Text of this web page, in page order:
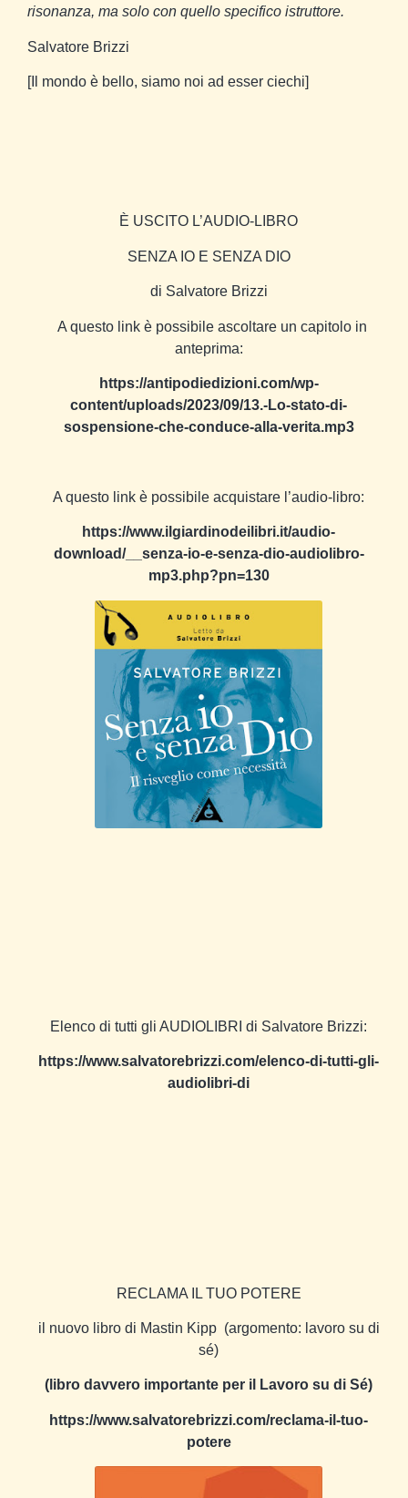
risonanza, ma solo con quello specifico istruttore.
Salvatore Brizzi
[Il mondo è bello, siamo noi ad esser ciechi]
È USCITO L’AUDIO-LIBRO
SENZA IO E SENZA DIO
di Salvatore Brizzi
A questo link è possibile ascoltare un capitolo in
anteprima:
https://antipodiedizioni.com/wp-
content/uploads/2023/09/13.-Lo-stato-di-
sospensione-che-conduce-alla-verita.mp3
A questo link è possibile acquistare l’audio-libro:
https://www.ilgiardinodeilibri.it/audio-
download/__senza-io-e-senza-dio-audiolibro-
mp3.php?pn=130
Elenco di tutti gli AUDIOLIBRI di Salvatore Brizzi:
https://www.salvatorebrizzi.com/elenco-di-tutti-gli-
audiolibri-di
RECLAMA IL TUO POTERE
il nuovo libro di Mastin Kipp (argomento: lavoro su di
sé)
(libro davvero importante per il Lavoro su di Sé)
https://www.salvatorebrizzi.com/reclama-il-tuo-
potere